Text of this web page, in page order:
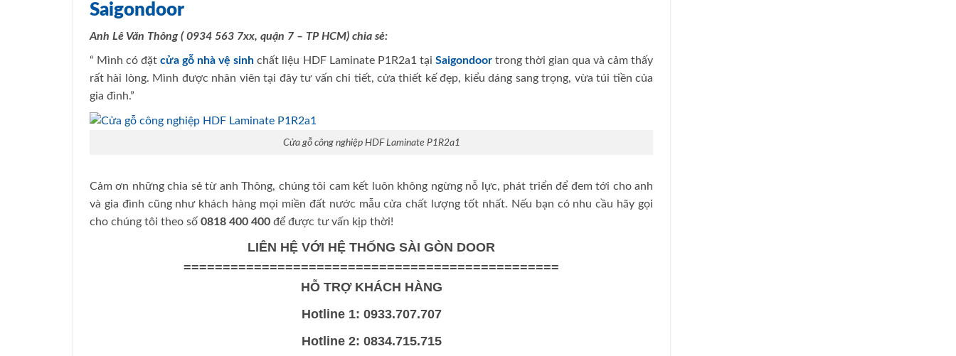
Saigondoor
Anh Lê Văn Thông ( 0934 563 7xx, quận 7 – TP HCM) chia sẻ:
“ Mình có đặtcửa gỗ nhà vệ sinh chất liệu HDF Laminate P1R2a1 tại Saigondoortrong thời gian qua và cảm thấy
rất hài lòng. Mình được nhân viên tại đây tư vấn chi tiết, cửa thiết kế đẹp, kiểu dáng sang trọng, vừa túi tiền của
gia đình.”
Cửa gỗ công nghiệp HDF Laminate P1R2a1
Cảm ơn những chia sẻ từ anh Thông, chúng tôi cam kết luôn không ngừng nỗ lực, phát triển để đem tới cho anh
và gia đình cũng như khách hàng mọi miền đất nước mẫu cửa chất lượng tốt nhất. Nếu bạn có nhu cầu hãy gọi
cho chúng tôi theo số 0818 400 400 để được tư vấn kịp thời!
LIÊN HỆ VỚI HỆ THỐNG SÀI GÒN DOOR
================================================
HỖ TRỢ KHÁCH HÀNG
Hotline 1: 0933.707.707
Hotline 2: 0834.715.715